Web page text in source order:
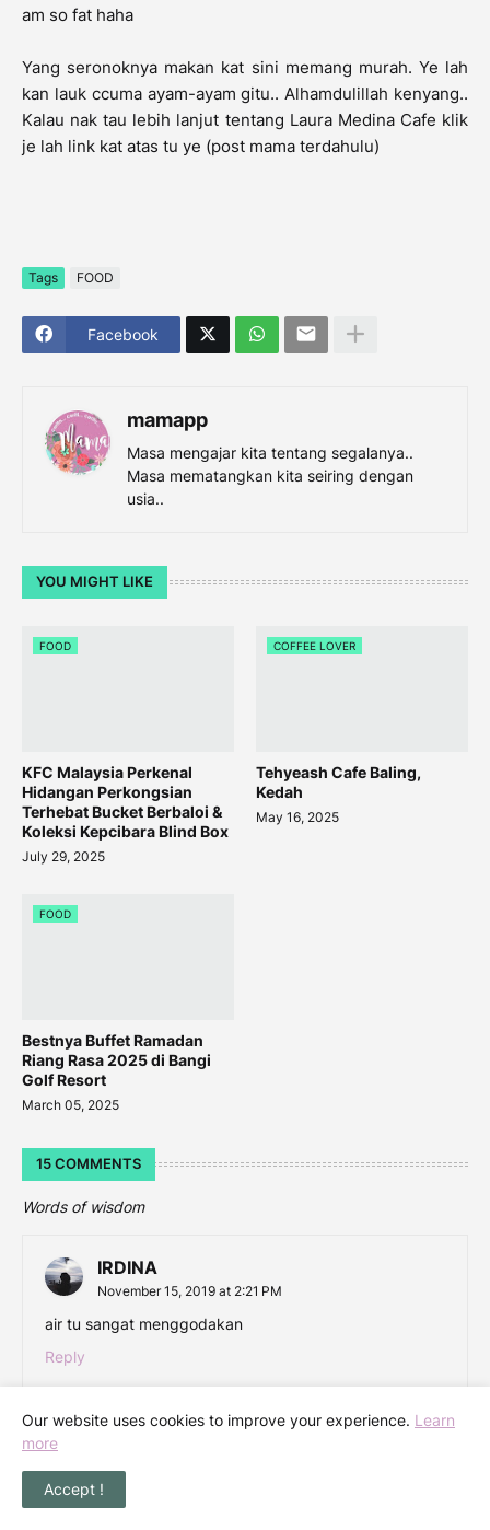
am so fat haha
Yang seronoknya makan kat sini memang murah. Ye lah
kan lauk ccuma ayam-ayam gitu.. Alhamdulillah kenyang..
Kalau nak tau lebih lanjut tentang Laura Medina Cafe klik
je lah link kat atas tu ye (post mama terdahulu)
Tags FOOD
Facebook
mamapp
Masa mengajar kita tentang segalanya..
Masa mematangkan kita seiring dengan
usia..
YOU MIGHT LIKE
FOOD
KFC Malaysia Perkenal
Hidangan Perkongsian
Terhebat Bucket Berbaloi &
Koleksi Kepcibara Blind Box
July 29, 2025
COFFEE LOVER
Tehyeash Cafe Baling,
Kedah
May 16, 2025
FOOD
Bestnya Buffet Ramadan
Riang Rasa 2025 di Bangi
Golf Resort
March 05, 2025
15 COMMENTS
Words of wisdom
IRDINA
November 15, 2019 at 2:21 PM
air tu sangat menggodakan
Reply
November 15, 2019 at 2:25 PM
Menarik jugak kedai ni ye. Banyak menu ayam goreng
Our website uses cookies to improve your experience. Learn
more
Accept !